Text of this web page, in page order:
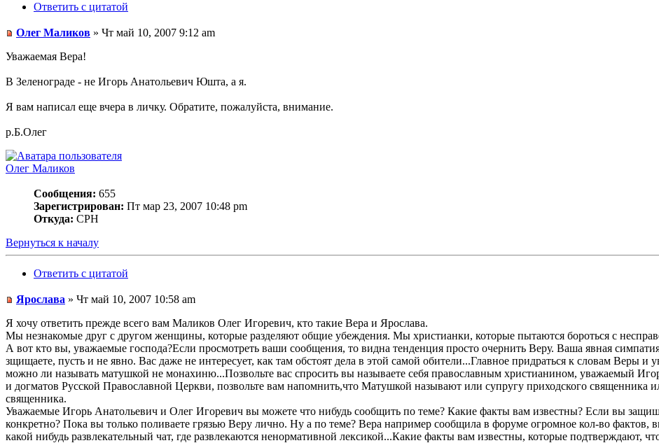
Ответить с цитатой
Олег Маликов » Чт май 10, 2007 9:12 am
Уважаемая Вера!
В Зеленограде - не Игорь Анатольевич Юшта, а я.
Я вам написал еще вчера в личку. Обратите, пожалуйста, внимание.
р.Б.Олег
Олег Маликов
Сообщения: 655
Зарегистрирован: Пт мар 23, 2007 10:48 pm
Откуда: СРН
Вернуться к началу
Ответить с цитатой
Ярослава » Чт май 10, 2007 10:58 am
Я хочу ответить прежде всего вам Маликов Олег Игоревич, кто такие Вера и Ярослава.
Мы незнакомые друг с другом женщины, которые разделяют общие убеждения. Мы христианки, которые пытаются бороться с
А вот кто вы, уважаемые господа?Если просмотреть ваши сообщения, то видна тенденция просто очернить Веру. Ваша явная
зщищаете, пусть и не явно. Вас даже не интересует, как там обстоят дела в этой самой обители...Главное придраться к словам Веры и
можно ли называть матушкой не монахиню...Позвольте вас спросить вы называете себя православным христианином, уважаемый
и догматов Русской Православной Церкви, позвольте вам напомнить,что Матушкой называют или супругу приходского священника
священника.
Уважаемые Игорь Анатольевич и Олег Игоревич вы можете что нибудь сообщить по теме? Какие факты вам известны? Если вы
конкретно? Пока вы только поливаете грязью Веру лично. Ну а по теме? Вера например сообщила в форуме огромное кол-во
какой нибудь развлекательный чат, где развлекаются ненормативной лексикой...Какие факты вам известны, которые подтверждают,